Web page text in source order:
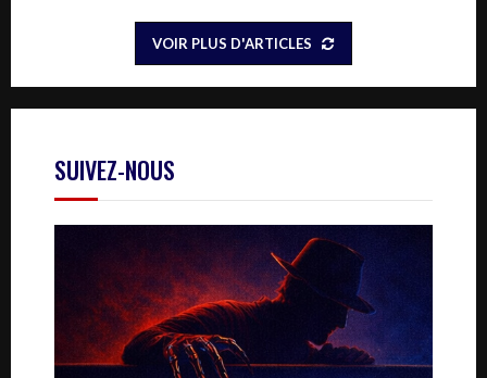
VOIR PLUS D'ARTICLES
SUIVEZ-NOUS